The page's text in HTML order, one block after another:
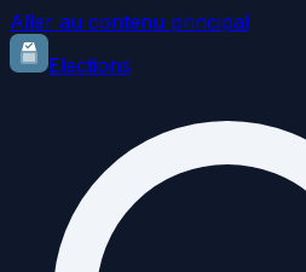
Aller au contenu principal
Elections